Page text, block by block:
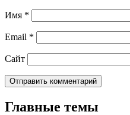
Имя *
Email *
Сайт
Главные темы